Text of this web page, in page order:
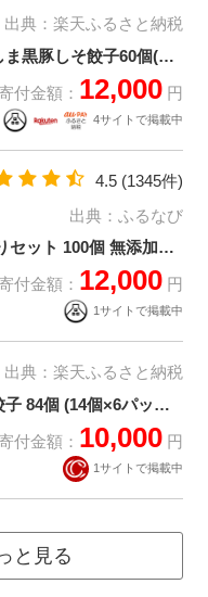
出典： 楽天ふるさと納税
【ふるさと納税】かごしま黒豚しそ餃子60個(タレ付)【配送不可地域：離島】【1185902】
付金額： 12,000 円
4サイトで掲載中
4.5 (1345件)
出典： ふるなび
知久屋 浜松餃子たっぷりセット 100個 無添加ぎょうざ
付金額： 12,000 円
1サイトで掲載中
出典： 楽天ふるさと納税
【ふるさと納税】浜松餃子 84個 (14個×6パック) セット 詰め合わせ 五味八珍 浜松餃子学会認定商品 国産 ぎょうざ 餃子 ギョーザ 冷凍餃子 冷凍ギョーザ ヘルシー あっさり 惣菜 中華 点心 静岡 静岡県 浜松市 お届け：10日～1か月
付金額： 10,000 円
1サイトで掲載中
と見る